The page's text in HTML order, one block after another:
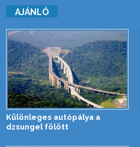
AJÁNLÓ
Különleges autópálya a
dzsungel fölött